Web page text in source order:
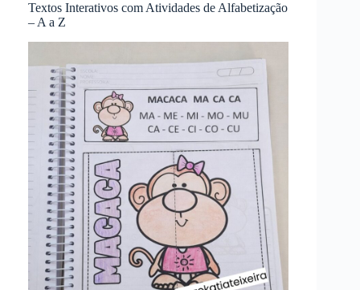
Textos Interativos com Atividades de Alfabetização
– A a Z